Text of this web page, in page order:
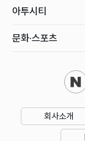
아투시티
문화·스포츠
회사소개